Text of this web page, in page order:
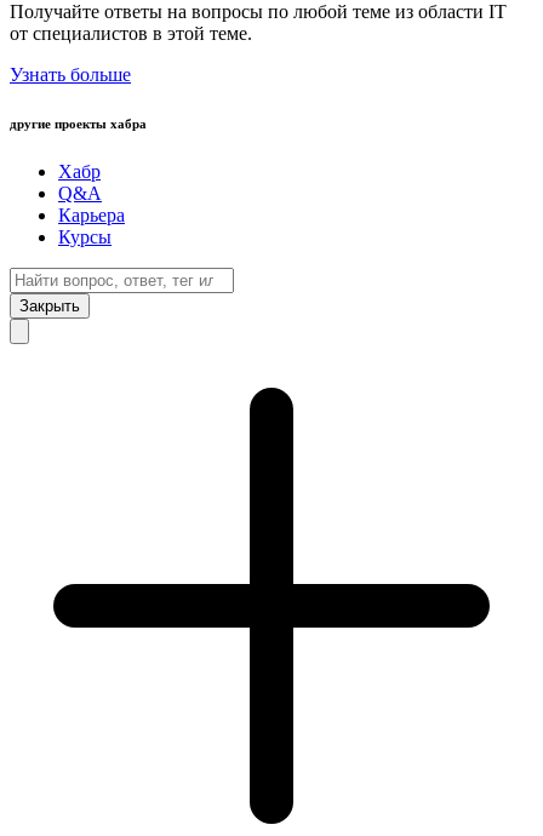
Получайте ответы на вопросы по любой теме из области IT
от специалистов в этой теме.
Узнать больше
другие проекты хабра
Хабр
Q&A
Карьера
Курсы
Закрыть